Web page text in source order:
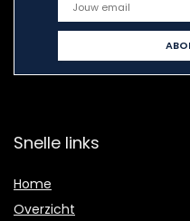
Snelle links
Home
Overzicht